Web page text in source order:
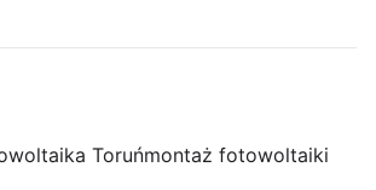
Toruńmontaż fotowoltaiki